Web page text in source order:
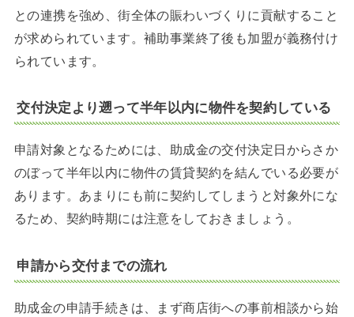
との連携を強め、街全体の賑わいづくりに貢献すること
が求められています。補助事業終了後も加盟が義務付け
られています。
交付決定より遡って半年以内に物件を契約している
申請対象となるためには、助成金の交付決定日からさか
のぼって半年以内に物件の賃貸契約を結んでいる必要が
あります。あまりにも前に契約してしまうと対象外にな
るため、契約時期には注意をしておきましょう。
申請から交付までの流れ
助成金の申請手続きは、まず商店街への事前相談から始